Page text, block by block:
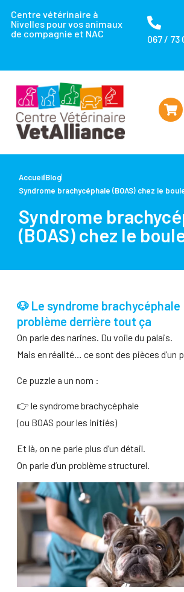
Centre vétérinaire à
Nivelles pour vos animaux
de compagnie et NAC
067 / 73
AccueilBlog
Syndrome brachycéphale (BOAS) chez le
Syndrome
(BOAS) chez le
🐶 Le syndrome brachycéphale
problème derrière tout ça
On parle des narines. Du voile du palais.
Mais en réalité… ce sont des pièces d’un
Ce puzzle a un nom :
👉 le syndrome brachycéphale
(ou BOAS pour les initiés)
Et là, on ne parle plus d’un détail.
On parle d’un problème structurel.